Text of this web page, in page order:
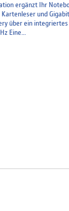
ergänzt Ihr
und
über ein
Eine...